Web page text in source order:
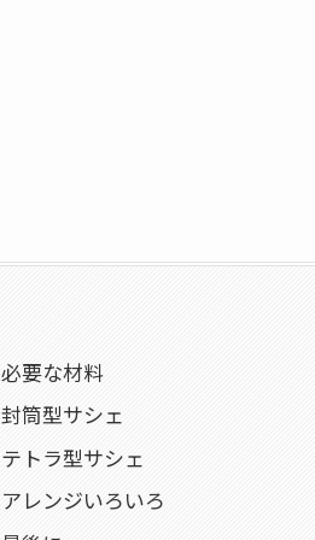
必要な材料
封筒型サシェ
テトラ型サシェ
アレンジいろいろ